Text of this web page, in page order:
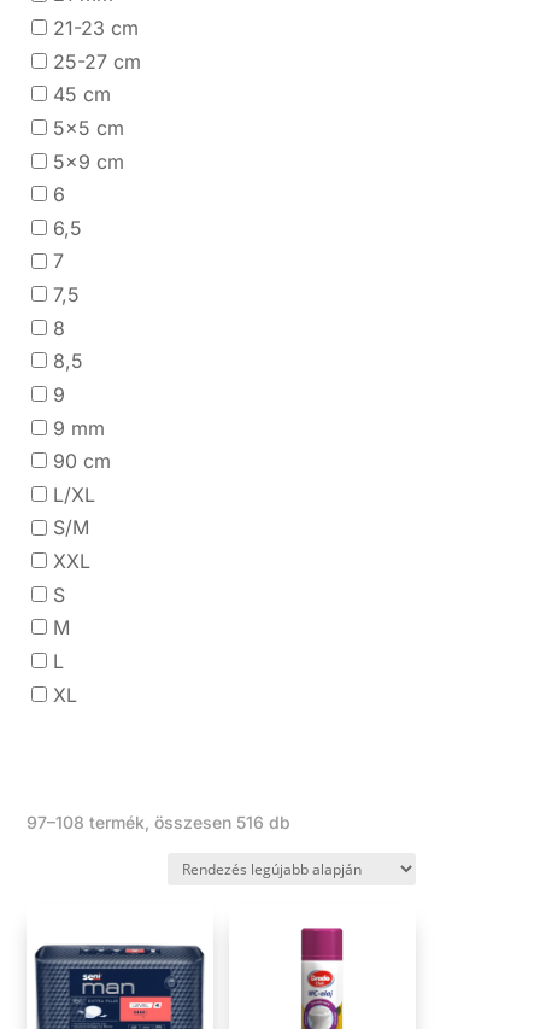
21-23 cm
25-27 cm
45 cm
5x5 cm
5x9 cm
6
6,5
7
7,5
8
8,5
9
9 mm
90 cm
L/XL
S/M
XXL
S
M
L
XL
97–108 termék, összesen 516 db
latest